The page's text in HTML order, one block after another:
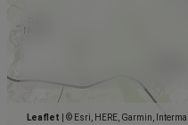
Leaflet
© Esri, HERE, Garmin,